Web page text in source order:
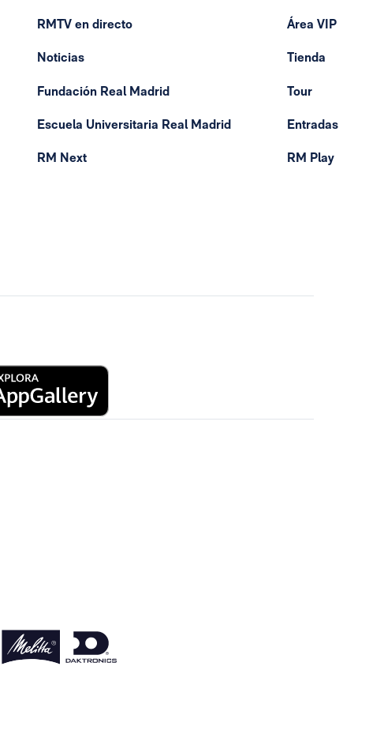
RMTV en directo
Noticias
Fundación Real Madrid
Escuela Universitaria Real Madrid
RM Next
Área VIP
Tienda
Tour
Entradas
RM Play